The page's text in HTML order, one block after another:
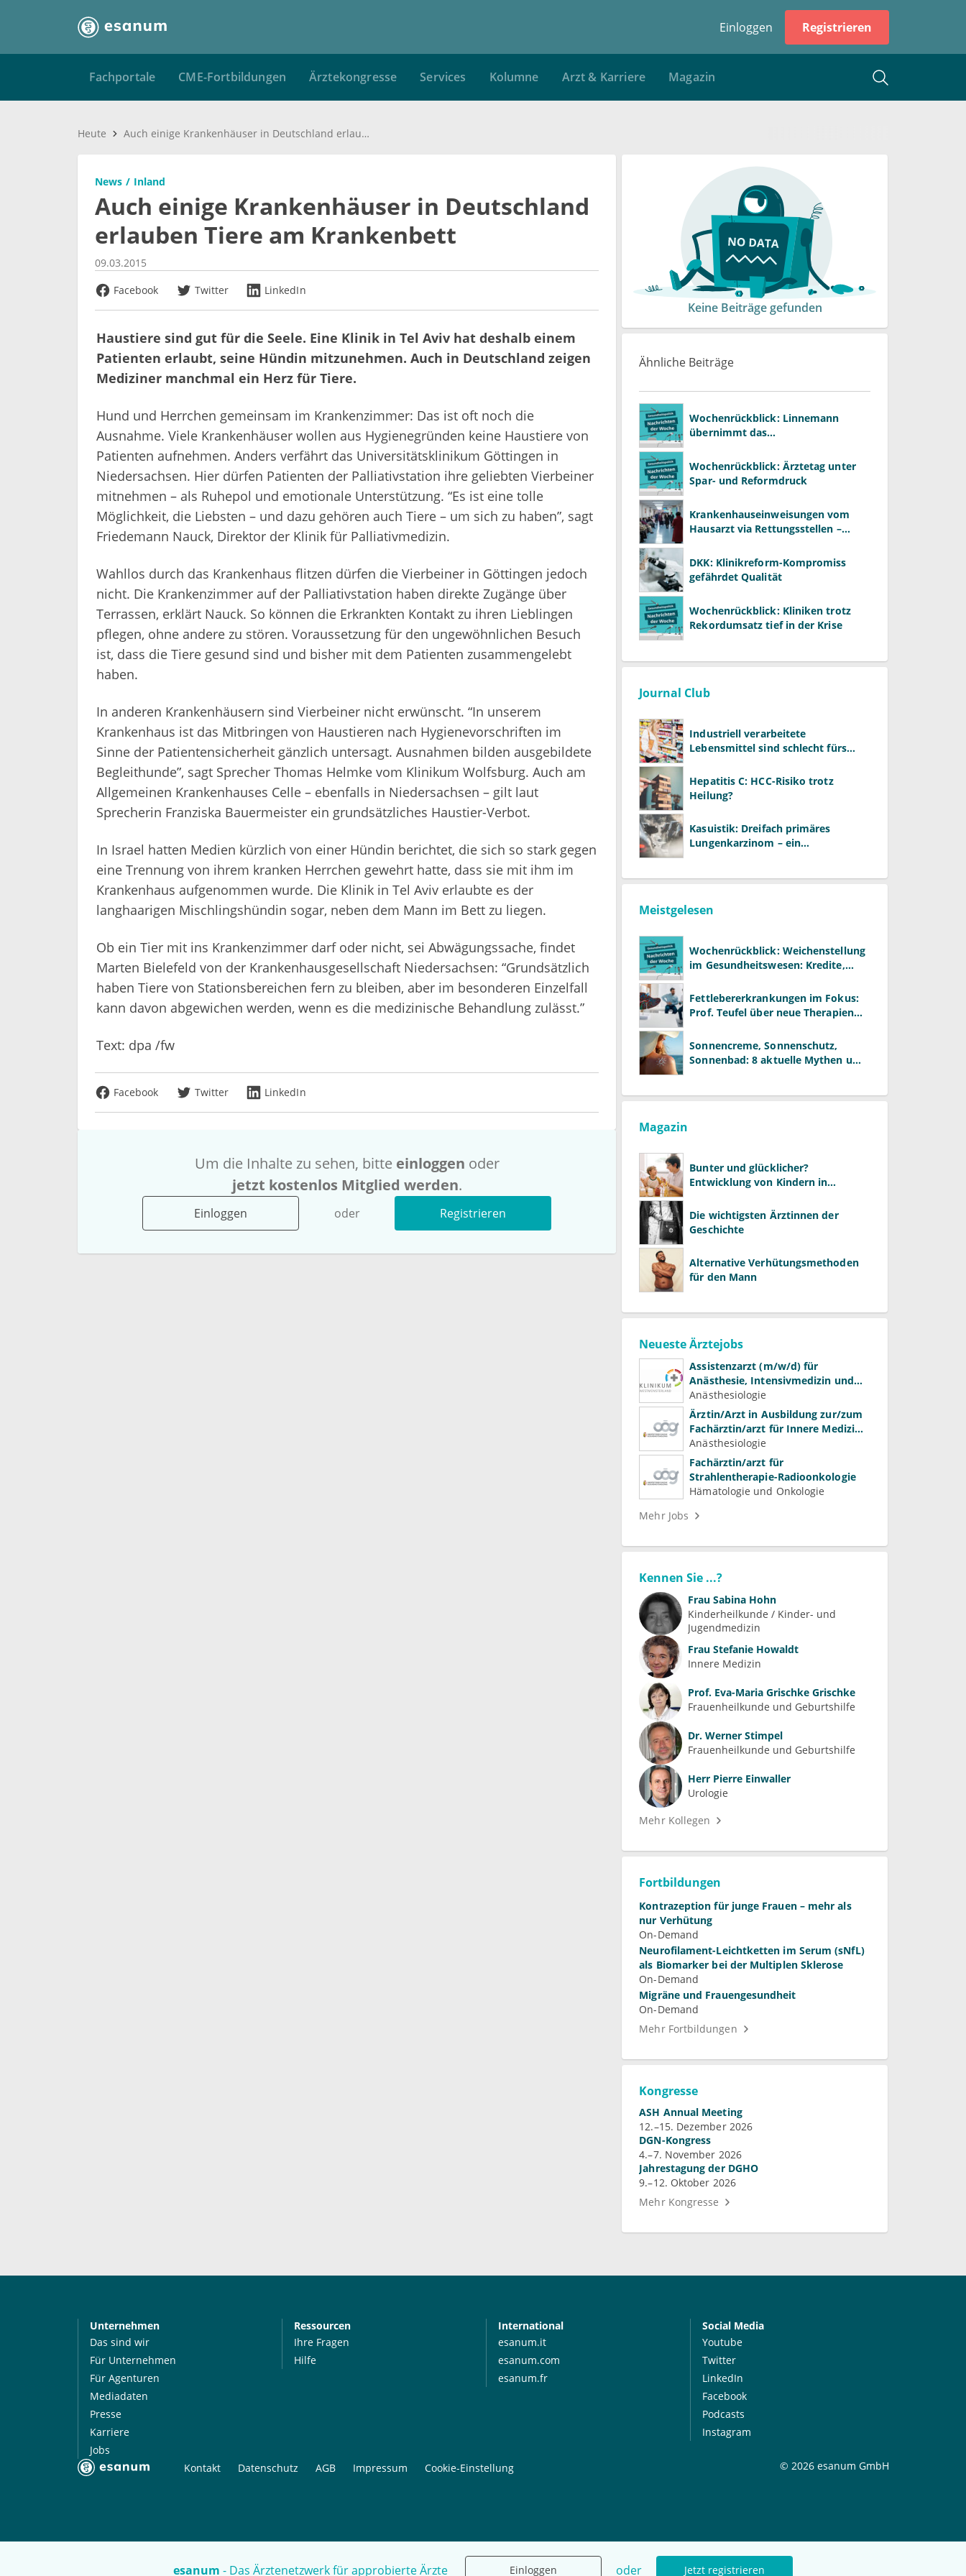
Einloggen Registrieren
Fachportale CME-Fortbildungen Ärztekongresse Services Kolumne Arzt & Karriere Magazin
Heute Auch einige Krankenhäuser in Deutschland erlauben Tiere am Krankenbett
esanum - Das Ärztenetzwerk für approbierte Ärzte Einloggen oder Jetzt registrieren
News Inland
Auch einige Krankenhäuser in Deutschland
erlauben Tiere am Krankenbett
09.03.2015
Facebook
Twitter LinkedIn
Haustiere sind gut für die Seele. Eine Klinik in Tel Aviv hat deshalb einem
Patienten erlaubt, seine Hündin mitzunehmen. Auch in Deutschland zeigen
Mediziner manchmal ein Herz für Tiere.
Hund und Herrchen gemeinsam im Krankenzimmer: Das ist oft noch die
Ausnahme. Viele Krankenhäuser wollen aus Hygienegründen keine Haustiere von
Patienten aufnehmen. Anders verfährt das Universitätsklinikum Göttingen in
Niedersachsen. Hier dürfen Patienten der Palliativstation ihre geliebten Vierbeiner
mitnehmen – als Ruhepol und emotionale Unterstützung. “Es ist eine tolle
Möglichkeit, die Liebsten – und dazu gehören auch Tiere – um sich zu haben”, sagt
Friedemann Nauck, Direktor der Klinik für Palliativmedizin.
Wahllos durch das Krankenhaus flitzen dürfen die Vierbeiner in Göttingen jedoch
nicht. Die Krankenzimmer auf der Palliativstation haben direkte Zugänge über
Terrassen, erklärt Nauck. So können die Erkrankten Kontakt zu ihren Lieblingen
pflegen, ohne andere zu stören. Voraussetzung für den ungewöhnlichen Besuch
ist, dass die Tiere gesund sind und bisher mit dem Patienten zusammengelebt
haben.
In anderen Krankenhäusern sind Vierbeiner nicht erwünscht. “In unserem
Krankenhaus ist das Mitbringen von Haustieren nach Hygienevorschriften im
Sinne der Patientensicherheit gänzlich untersagt. Ausnahmen bilden ausgebildete
Begleithunde”, sagt Sprecher Thomas Helmke vom Klinikum Wolfsburg. Auch am
Allgemeinen Krankenhauses Celle – ebenfalls in Niedersachsen – gilt laut
Sprecherin Franziska Bauermeister ein grundsätzliches Haustier-Verbot.
In Israel hatten Medien kürzlich von einer Hündin berichtet, die sich so stark gegen
eine Trennung von ihrem kranken Herrchen gewehrt hatte, dass sie mit ihm im
Krankenhaus aufgenommen wurde. Die Klinik in Tel Aviv erlaubte es der
langhaarigen Mischlingshündin sogar, neben dem Mann im Bett zu liegen.
Ob ein Tier mit ins Krankenzimmer darf oder nicht, sei Abwägungssache, findet
Marten Bielefeld von der Krankenhausgesellschaft Niedersachsen: “Grundsätzlich
haben Tiere von Stationsbereichen fern zu bleiben, aber im besonderen Einzelfall
kann davon abgewichen werden, wenn es die medizinische Behandlung zulässt.”
Text: dpa /fw
Facebook Twitter LinkedIn
Um die Inhalte zu sehen, bitte einloggen oder
jetzt kostenlos Mitglied werden.
Einloggen oder Registrieren
Keine Beiträge gefunden
Ähnliche Beiträge
Wochenrückblick: Linnemann
übernimmt das
Warken
Wochenrückblick: Ärztetag unter
Spar- und Reformdruck
Krankenhauseinweisungen vom
Hausarzt via Rettungsstellen –
DKK: Klinikreform-Kompromiss
gefährdet Qualität
Wochenrückblick: Kliniken trotz
Rekordumsatz tief in der Krise
Journal Club
Industriell verarbeitete
Lebensmittel sind schlecht fürs
Hepatitis C: HCC-Risiko trotz
Heilung?
Kasuistik: Dreifach primäres
Lungenkarzinom – ein
Meistgelesen
Wochenrückblick: Weichenstellung
im Gesundheitswesen: Kredite,
Fettlebererkrankungen im Fokus:
Prof. Teufel über neue Therapien
Sonnencreme, Sonnenschutz,
Sonnenbad: 8 aktuelle Mythen und
Magazin
Bunter und glücklicher?
Entwicklung von Kindern in
Die wichtigsten Ärztinnen der
Geschichte
Alternative Verhütungsmethoden
für den Mann
Neueste Ärztejobs
Assistenzarzt (m/w/d) für
Anästhesie, Intensivmedizin und
Schmerztherapie
Anästhesiologie
Ärztin/Arzt in Ausbildung zur/zum
Fachärztin/arzt für Innere Medizin
(Kardiologie, Nephrologie,
Intensivmedizin)
Anästhesiologie
Fachärztin/arzt für
Strahlentherapie-Radioonkologie
Hämatologie und Onkologie
Mehr Jobs
Kennen Sie ...?
Frau Sabina Hohn
Kinderheilkunde / Kinder- und
Jugendmedizin
Frau Stefanie Howaldt
Innere Medizin
Prof. Eva-Maria Grischke Grischke
Frauenheilkunde und Geburtshilfe
Dr. Werner Stimpel
Frauenheilkunde und Geburtshilfe
Herr Pierre Einwaller
Urologie
Mehr Kollegen
Fortbildungen
Kontrazeption für junge Frauen – mehr als
nur Verhütung
On-Demand
Neurofilament-Leichtketten im Serum (sNfL)
als Biomarker bei der Multiplen Sklerose
On-Demand
Migräne und Frauengesundheit
On-Demand
Mehr Fortbildungen
Kongresse
ASH Annual Meeting
12.–15. Dezember 2026
DGN-Kongress
4.–7. November 2026
Jahrestagung der DGHO
9.–12. Oktober 2026
Mehr Kongresse
Unternehmen
Das sind wir
Für Unternehmen
Für Agenturen
Mediadaten
Presse
Karriere
Jobs
Ressourcen
Ihre Fragen
Hilfe
International
esanum.it
esanum.com
esanum.fr
Social Media
Youtube
Twitter
LinkedIn
Facebook
Podcasts
Instagram
Kontakt Datenschutz AGB Impressum Cookie-Einstellung © 2026 esanum GmbH